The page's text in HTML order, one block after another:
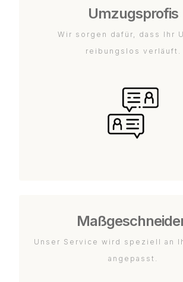
Umzugsprofis
Wir sorgen dafür, dass Ihr
reibungslos verläuft.
Unser Service wird speziell an
angepasst.